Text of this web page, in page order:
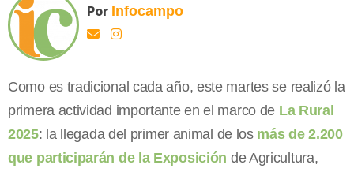
Por Infocampo
Como es tradicional cada año, este martes se realizó la
primera actividad importante en el marco de La Rural
2025: la llegada del primer animal de los más de 2.200
que participarán de la Exposición de Agricultura,